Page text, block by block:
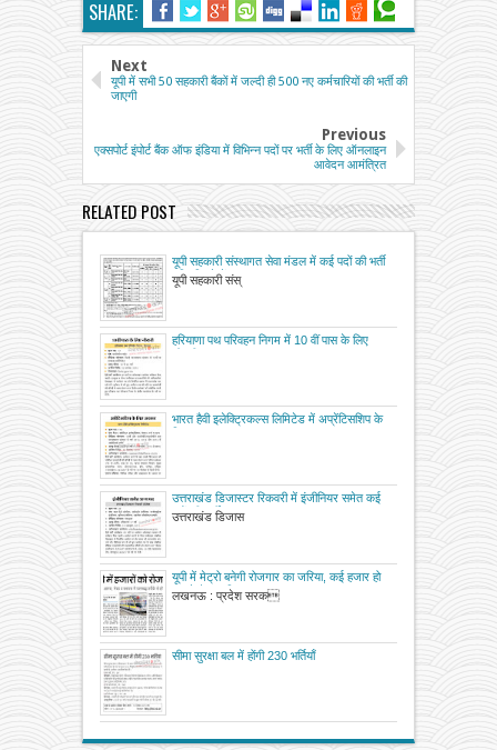
SHARE:
Next
यूपी में सभी 50 सहकारी बैंकों में जल्दी ही 500 नए कर्मचारियों की भर्ती की
जाएगी
Previous
एक्सपोर्ट इंपोर्ट बैंक ऑफ इंडिया में विभिन्न पदों पर भर्ती के लिए ऑनलाइन
आवेदन आमंत्रित
RELATED POST
यूपी सहकारी संस्थागत सेवा मंडल में कई पदों की भर्ती
: विज्ञप्ति देखें
यूपी सहकारी संस्
हरियाणा पथ परिवहन निगम में 10 वीं पास के लिए
भारत हैवी इलेक्ट्रिकल्स लिमिटेड में अप्रेंटिसशिप के
उत्तराखंड डिजास्टर रिकवरी में इंजीनियर समेत कई
पदों की भर्ती
उत्तराखंड डिजास
यूपी में मेट्रो बनेगी रोजगार का जरिया, कई हजार हो
सकते है लाभान्वित
लखनऊ : प्रदेश सरक
सीमा सुरक्षा बल में होंगी 230 भर्तियाँ